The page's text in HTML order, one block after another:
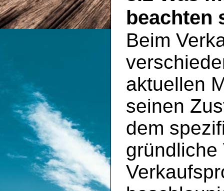
beachten
Beim
aktuellen
seinen
dem
gründliche